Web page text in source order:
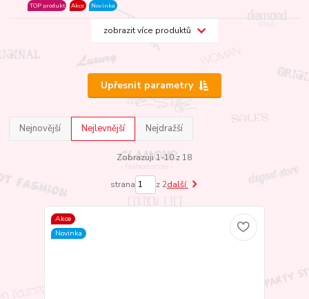
TOP produkt Akce Novinka
zobrazit více produktů
Upřesnit parametry
Nejnovější Nejlevnější Nejdražší
Zobrazuji 1-10 z 18
strana z 2další
Akce
Novinka